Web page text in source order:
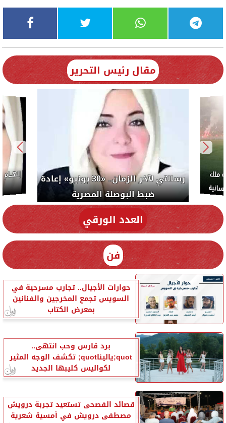
مقال رئيس التحرير
رسالتي لآخر الزمان.. «30 يونيو» إعادة
ضبط البوصلة المصرية
ملك
العدد الورقي
فن
حوارات الأجيال.. تجارب مسرحية في
السويس تجمع المخرجين والفنانين
بمعرض الكتاب
برد قارس وحب انتهى..
quot;ياليناquot; تكشف الوجه المثير
لكواليس كليبها الجديد
قصائد الفصحى تستعيد تجربة درويش
مصطفى درويش في أمسية شعرية